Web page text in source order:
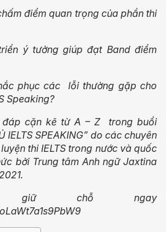
điểm quan trọng của phần thi
ý tưởng giúp đạt Band điểm
phục các lỗi thường gặp cho
Speaking?
cặn kẽ từ A – Z trong buổi
IELTS SPEAKING” do các chuyên
thi IELTS trong nước và quốc
bởi Trung tâm Anh ngữ Jaxtina
giữ chỗ ngay